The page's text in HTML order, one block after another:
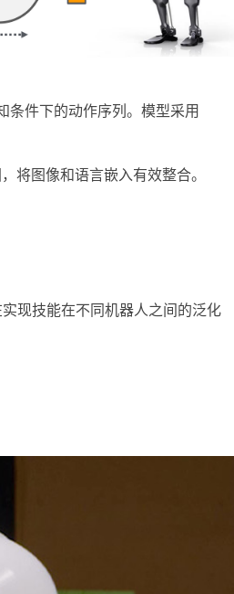
条件下的动作序列。模型采用
将图像和语言嵌入有效整合。
现技能在不同机器人之间的泛化